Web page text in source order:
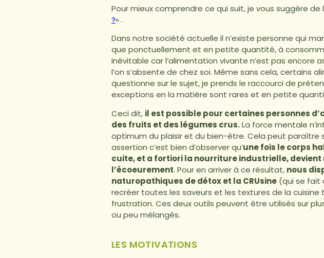
Pour mieux comprendre ce qui suit, je vous suggère de
?« .
Dans notre société actuelle il n’existe personne qui
que ponctuellement et en petite quantité, à
inévitable car l’alimentation vivante n’est pas encore
l’on s’absente de chez soi. Même sans cela, certains
questionne sur le sujet, je prends le raccourci de
exceptions en la matière sont rares et en petite
Ceci dit, il est possible pour certaines personnes
des fruits et des légumes crus.La force mentale
optimum du plaisir et du bien-être. Cela peut
assertion c’est bien d’observer qu’une fois le corps
cuite, et a fortiori la nourriture industrielle,
l’écoeurement. Pour en arriver à ce résultat, nous
naturopathiques de détox et la CRUsine (qui se fait
recréer toutes les saveurs et les textures de la
frustration. Ces deux outils peuvent être utilisés sur
ou peu mélangés.
LES MOTIVATIONS